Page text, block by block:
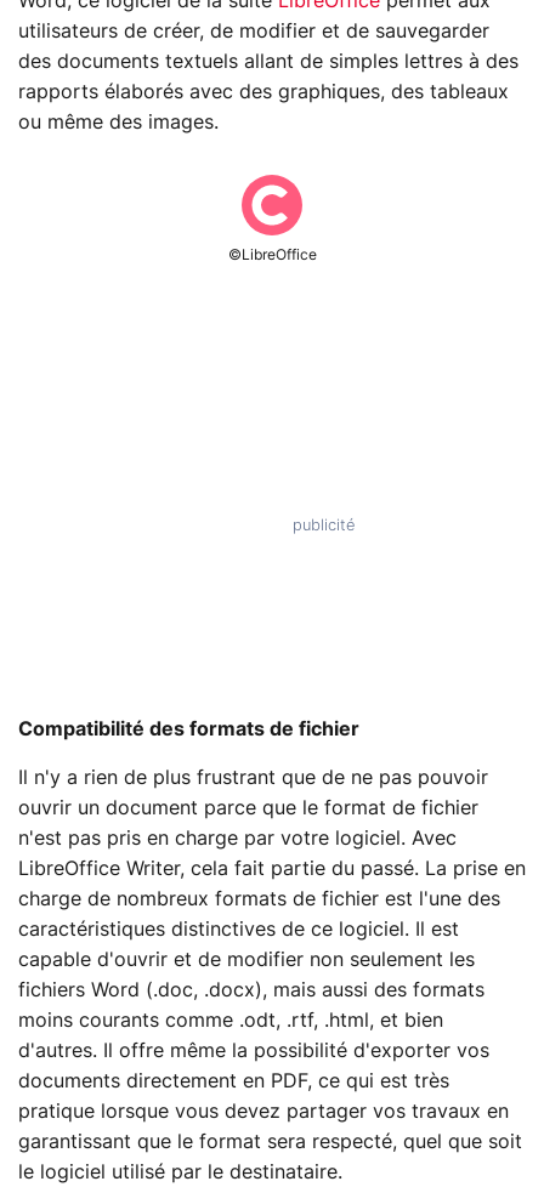
utilisateurs de créer, de modifier et de sauvegarder
des documents textuels allant de simples lettres à des
rapports élaborés avec des graphiques, des tableaux
ou même des images.
©LibreOffice
Compatibilité des formats de fichier
Il n'y a rien de plus frustrant que de ne pas pouvoir
ouvrir un document parce que le format de fichier
n'est pas pris en charge par votre logiciel. Avec
LibreOffice Writer, cela fait partie du passé. La prise en
charge de nombreux formats de fichier est l'une des
caractéristiques distinctives de ce logiciel. Il est
capable d'ouvrir et de modifier non seulement les
fichiers Word (.doc, .docx), mais aussi des formats
moins courants comme .odt, .rtf, .html, et bien
d'autres. Il offre même la possibilité d'exporter vos
documents directement en PDF, ce qui est très
pratique lorsque vous devez partager vos travaux en
garantissant que le format sera respecté, quel que soit
le logiciel utilisé par le destinataire.